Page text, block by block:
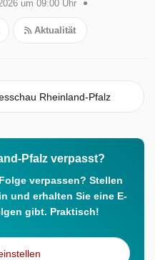
um 09:00 Uhr
Aktualität
Rheinland-Pfalz
Pfalz verpasst?
verpassen? Stellen
und erhalten Sie eine E-
gibt. Praktisch!